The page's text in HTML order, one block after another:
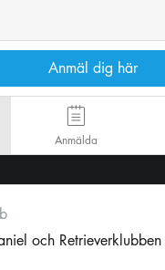
Anmäl dig här
Anmälda
och Retrieverklubben